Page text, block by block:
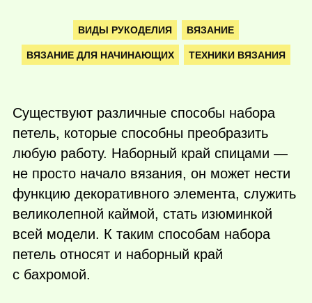
ВИДЫ РУКОДЕЛИЯ ВЯЗАНИЕ
ВЯЗАНИЕ ДЛЯ НАЧИНАЮЩИХ ТЕХНИКИ ВЯЗАНИЯ
Существуют различные способы набора
петель, которые способны преобразить
любую работу. Наборный край спицами —
не просто начало вязания, он может нести
функцию декоративного элемента, служить
великолепной каймой, стать изюминкой
всей модели. К таким способам набора
петель относят и наборный край
с бахромой.